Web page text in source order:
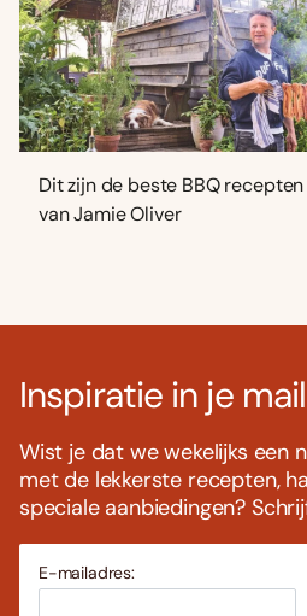
Dit zijn de beste BBQ recepten
van Jamie Oliver
Inspiratie in je
Wist je dat we wekelijks een
met de lekkerste recepten,
speciale aanbiedingen?
E-mailadres: